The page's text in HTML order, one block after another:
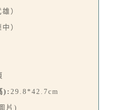
）
）
): 29.8*42.7cm
片)